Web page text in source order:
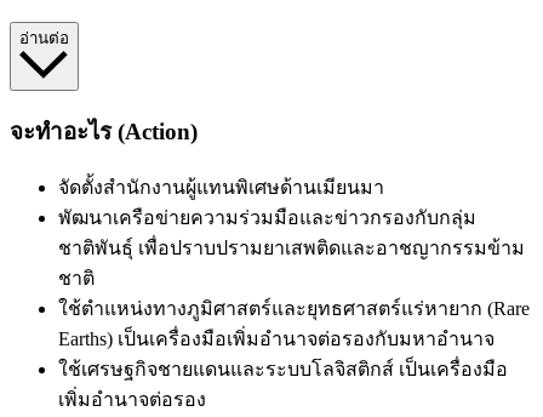
อ่านต่อ
จะทำอะไร (Action)
จัดตั้งสำนักงานผู้แทนพิเศษด้านเมียนมา
พัฒนาเครือข่ายความร่วมมือและข่าวกรองกับกลุ่ม
ชาติพันธุ์ เพื่อปราบปรามยาเสพติดและอาชญากรรมข้าม
ชาติ
ใช้ตำแหน่งทางภูมิศาสตร์และยุทธศาสตร์แร่หายาก (Rare
Earths) เป็นเครื่องมือเพิ่มอำนาจต่อรองกับมหาอำนาจ
ใช้เศรษฐกิจชายแดนและระบบโลจิสติกส์ เป็นเครื่องมือ
เพิ่มอำนาจต่อรอง